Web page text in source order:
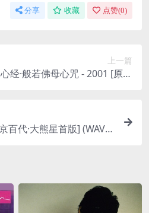
分享 收藏 点赞(0)
上一篇
经·般若佛母心咒 - 2001 [原动
百代·大熊星首版] (WAV+